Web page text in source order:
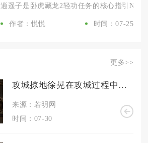
逍遥子是卧虎藏龙2轻功任务的核心指引NPC
作者：悦悦 时间：07-25
更多>>
攻城掠地徐晃在攻城过程中做出了哪些英勇决策
来源：若明网
时间：07-30